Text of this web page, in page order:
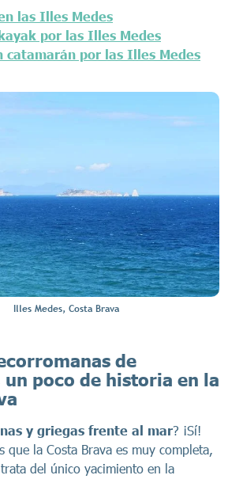
las Illes Medes
por las Illes Medes
catamarán por las Illes Medes
Illes Medes, Costa Brava
de
un poco de historia en la
y griegas frente al mar? ¡Sí!
que la Costa Brava es muy completa,
del único yacimiento en la